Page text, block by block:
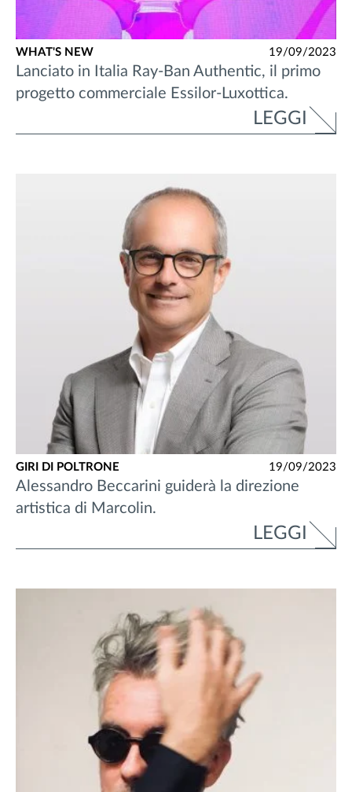
WHAT'S NEW 19/09/2023
Lanciato in Italia Ray-Ban Authentic, il primo
progetto commerciale Essilor-Luxottica.
LEGGI
GIRI DI POLTRONE 19/09/2023
Alessandro Beccarini guiderà la direzione
artistica di Marcolin.
LEGGI